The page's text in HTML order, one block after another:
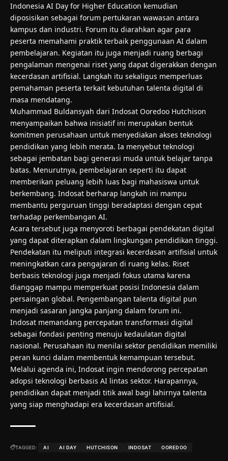
Indonesia AI Day for Higher Education kemudian
diposisikan sebagai forum pertukaran wawasan antara
kampus dan industri. Forum itu diarahkan agar para
peserta memahami praktik terbaik penggunaan AI dalam
pembelajaran. Kegiatan itu juga menjadi ruang berbagi
pengalaman mengenai riset yang dapat digerakkan dengan
kecerdasan artifisial. Langkah itu sekaligus memperluas
pemahaman peserta terkait kebutuhan talenta digital di
masa mendatang.
Muhammad Buldansyah dari Indosat Ooredoo Hutchison
menyampaikan bahwa inisiatif ini merupakan bentuk
komitmen perusahaan untuk menyediakan akses teknologi
pendidikan yang lebih merata. Ia menyebut teknologi
sebagai jembatan bagi generasi muda untuk belajar tanpa
batas. Menurutnya, pembelajaran seperti itu dapat
memberikan peluang lebih luas bagi mahasiswa untuk
berkembang. Indosat berharap langkah ini mampu
membantu perguruan tinggi beradaptasi dengan cepat
terhadap perkembangan AI.
Acara tersebut juga menyoroti berbagai pendekatan digital
yang dapat diterapkan dalam lingkungan pendidikan tinggi.
Pendekatan itu meliputi integrasi kecerdasan artifisial untuk
meningkatkan cara pengajaran di ruang kelas. Riset
berbasis teknologi juga menjadi fokus utama karena
dianggap mampu memperkuat posisi Indonesia dalam
persaingan global. Pengembangan talenta digital pun
menjadi sasaran jangka panjang dalam forum ini.
Indosat memandang percepatan transformasi digital
sebagai fondasi penting menuju kedaulatan digital
nasional. Perusahaan itu menilai sektor pendidikan memiliki
peran kunci dalam membentuk kemampuan tersebut.
Melalui agenda ini, Indosat ingin mendorong percepatan
adopsi teknologi berbasis AI lintas sektor. Harapannya,
pendidikan dapat menjadi titik awal bagi lahirnya talenta
yang siap menghadapi era kecerdasan artifisial.
TAGGED: AI AI DAY HUTCHISON INDOSAT OOREDOO